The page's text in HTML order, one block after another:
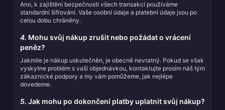
Ano, k zajištění bezpečnosti všech transakcí používáme
standardní šifrování. Vaše osobní údaje a platební údaje jsou po
celou dobu chráněny.
4. Mohu svůj nákup zrušit nebo požádat o vrácení
peněz?
Jakmile je nákup uskutečněn, je obecně nevratný. Pokud se však
vyskytne problém s vaší objednávkou, kontaktujte prosím náš tým
zákaznické podpory a my vám pomůžeme, jak nejlépe
dovedeme.
5. Jak mohu po dokončení platby uplatnit svůj nákup?